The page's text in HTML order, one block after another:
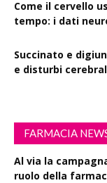
Come il cervello
tempo: i dati
Succinato e
e disturbi
FARMACIA
Al via la
ruolo della